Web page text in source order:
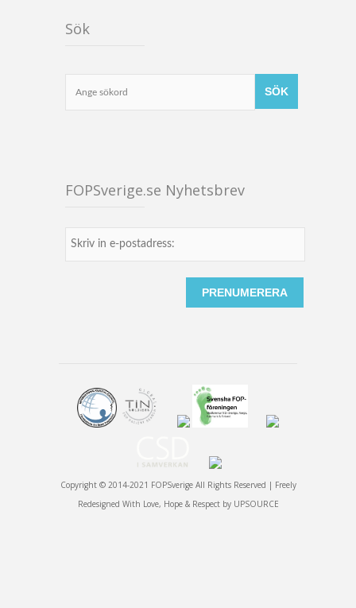
Sök
FOPSverige.se Nyhetsbrev
Copyright © 2014-2021 FOPSverige All Rights Reserved | Freely
Redesigned With Love, Hope & Respect by UPSOURCE